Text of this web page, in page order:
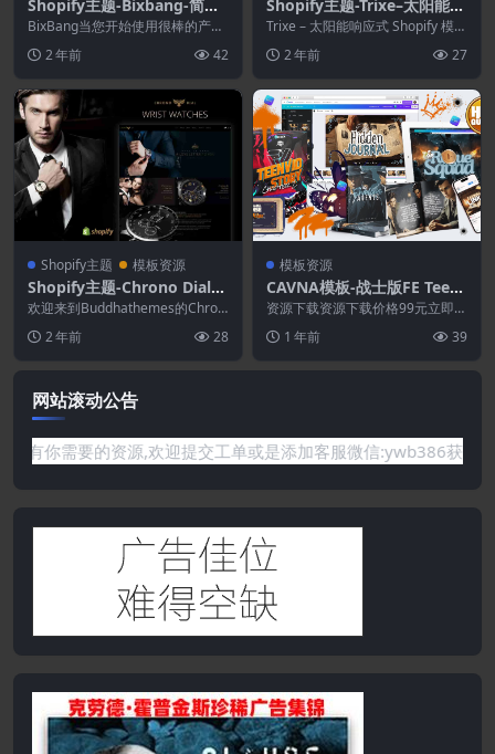
Shopify主题-Bixbang-简约
电子商务Shopify模板
BixBang当您开始使用很棒的产品
xBang考...
2 年前 42
Shopify主题-Trixe–太阳能响
应式Shopify模板
Trixe – 太阳能响应式 Shopify 模板
2 年前 27
Shopify主题 模板资源
Shopify主题-Chrono Dial–
观看Shopify主题
欢迎来到Buddhathemes的Chron
2 年前 28
模板资源
CAVNA模板-战士版FE Teen
Vid WL[Teen Vid 视频故事
的完整集合]
资源下载资源下载价格99元立即购
源永久更新资源!一...
1 年前 39
网站滚动公告
要的资源,欢迎提交工单或是添加客服微信:ywb386获取帮助！